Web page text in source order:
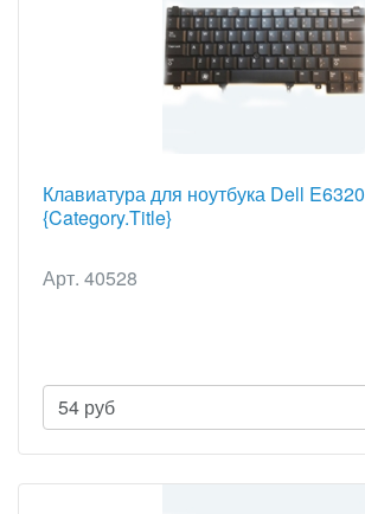
Клавиатура для ноутбука Dell E6320
{Category.Title}
Арт. 40528
54 руб